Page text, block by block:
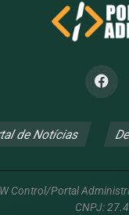
de Notícias
Control/Portal
CNPJ: